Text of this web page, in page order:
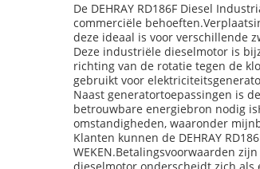
De DEHRAY RD186F Diesel
commerciële
deze ideaal is voor verschillende
Deze industriële dieselmotor is
richting van de rotatie tegen de
gebruikt voor
Naast generatortoepassingen is
betrouwbare energiebron nodig
omstandigheden, waaronder
Klanten kunnen de DEHRAY
WEKEN.Betalingsvoorwaarden